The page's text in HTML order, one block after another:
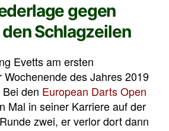
gegen
Schlagzeilen
Evetts am ersten
Wochenende des Jahres 2019
den European Darts Open
Mal in seiner Karriere auf der
zwei, er verlor dort dann